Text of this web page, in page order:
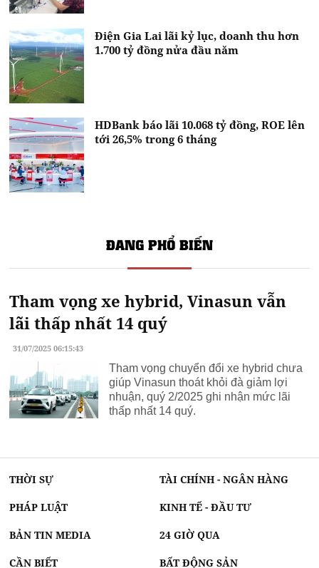
Điện Gia Lai lãi kỷ lục, doanh thu hơn
1.700 tỷ đồng nửa đầu năm
HDBank báo lãi 10.068 tỷ đồng, ROE lên
tới 26,5% trong 6 tháng
ĐANG PHỔ BIẾN
Tham vọng xe hybrid, Vinasun vẫn
lãi thấp nhất 14 quý
31/07/2025 06:15:43
Tham vọng chuyển đổi xe hybrid chưa
giúp Vinasun thoát khỏi đà giảm lợi
nhuận, quý 2/2025 ghi nhận mức lãi
thấp nhất 14 quý.
THỜI SỰ TÀI CHÍNH - NGÂN HÀNG
PHÁP LUẬT KINH TẾ - ĐẦU TƯ
BẢN TIN MEDIA 24 GIỜ QUA
CẦN BIẾT BẤT ĐỘNG SẢN